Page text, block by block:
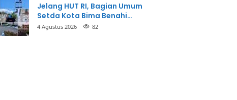
Jelang HUT RI, Bagian Umum
Setda Kota Bima Benahi
Kantor Pemkot
4 Agustus 2026 82